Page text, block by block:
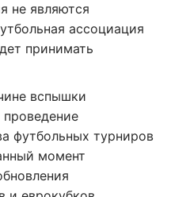
не являются
ассоциация
принимать
вспышки
футбольных турниров
момент